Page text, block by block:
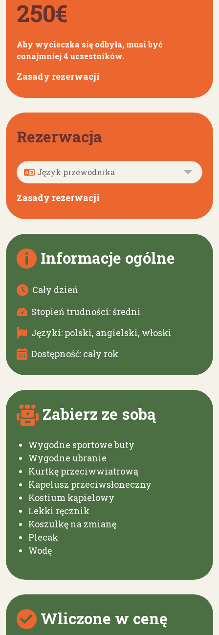
250€
Aby wycieczka się odbyła, musi być
conajmniej 4 uczestników.
Zasady rezerwacji
Rezerwacja
Zasady rezerwacji
Informacje ogólne
Cały dzień
Stopień trudności: średni
Języki: polski, angielski, włoski
Dostępność: cały rok
Zabierz ze sobą
Wygodne sportowe buty
Wygodne ubranie
Kurtkę przeciwwiatrową
Kapelusz przeciwsłoneczny
Kostium kąpielowy
Lekki ręcznik
Koszulkę na zmianę
Plecak
Wodę
Wliczone w cenę